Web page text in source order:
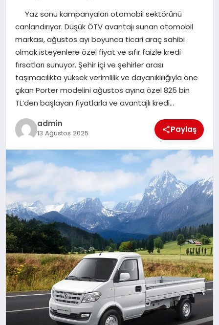
YAŞAM
EKONOMI
SAĞLIK
DÜNYA
EĞITIM
Yaz sonu kampanyaları otomobil sektörünü
canlandırıyor. Düşük ÖTV avantajı sunan otomobil
markası, ağustos ayı boyunca ticari araç sahibi
olmak isteyenlere özel fiyat ve sıfır faizle kredi
fırsatları sunuyor. Şehir içi ve şehirler arası
taşımacılıkta yüksek verimlilik ve dayanıklılığıyla öne
çıkan Porter modelini ağustos ayına özel 825 bin
TL’den başlayan fiyatlarla ve avantajlı kredi…
admin
13 Ağustos 2025 Paylaş